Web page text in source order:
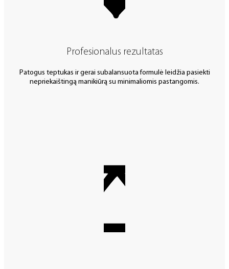
Profesionalus rezultatas
Patogus teptukas ir gerai subalansuota formulė leidžia pasiekti
nepriekaištingą manikiūrą su minimaliomis pastangomis.